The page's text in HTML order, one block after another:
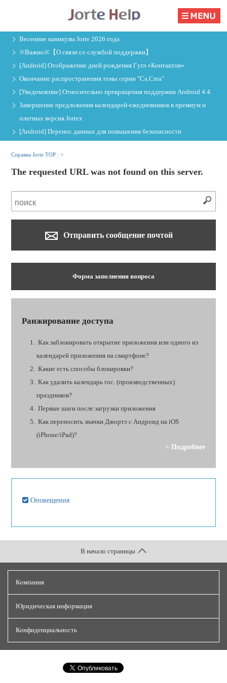
Весенние каникулы Jorte 2026 года
※Важно※【О связи со службой поддержки】
[Android] Отображение дней рождения Гугл «Контактов»
Окончание распространения темы серии "Ca.Crea"
[Уведомление] Относительно прекращения поддержки Android 4.4.
Завершение предложения календарей-ежедневников в премиум и
платных версия Jorteх
[Android] Перенос данных для повышения безопасности
Справка Jorte TOP :>
The requested URL was not found on this server.
Отправить сообщение почтой
Форма заполнения вопроса
Ранжирование доступа
Как заблокировать открытие приложения или одного из
календарей приложения на смартфоне?
Какие есть способы блокировки?
Как удалить календарь гос. (производственных)
праздников?
Первые шаги после загрузки приложения
Как переносить значки Джортэ с Андроид на iOS
(iPhone/iPad)?
> Подробнее
Оповещения
Компания
Юридическая информация
Конфиденциальность
В начало страницы